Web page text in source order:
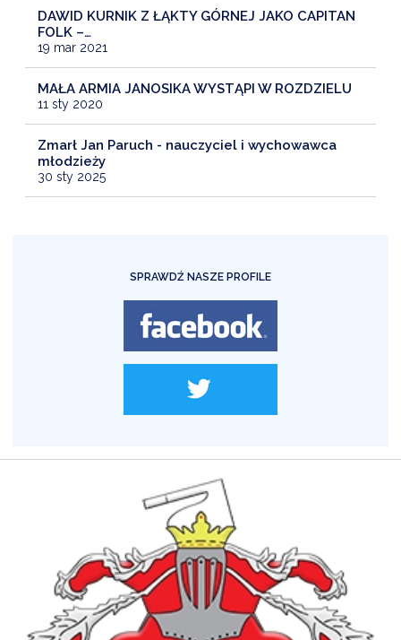
DAWID KURNIK Z ŁĄKTY GÓRNEJ JAKO CAPITAN
FOLK –…
19 mar 2021
MAŁA ARMIA JANOSIKA WYSTĄPI W ROZDZIELU
11 sty 2020
Zmarł Jan Paruch - nauczyciel i wychowawca
młodzieży
30 sty 2025
SPRAWDŹ NASZE PROFILE